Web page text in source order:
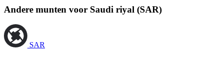
Andere munten voor Saudi riyal (SAR)
SAR